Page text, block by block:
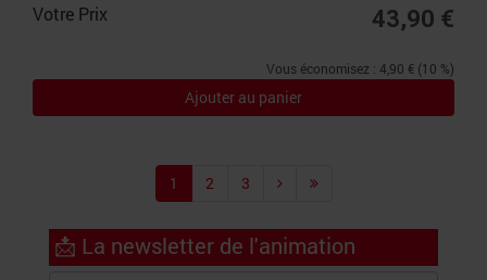
Votre Prix 43,90 €
Vous économisez : 4,90 € (10 %)
Ajouter au panier
1 2 3
📩 La newsletter de l'animation